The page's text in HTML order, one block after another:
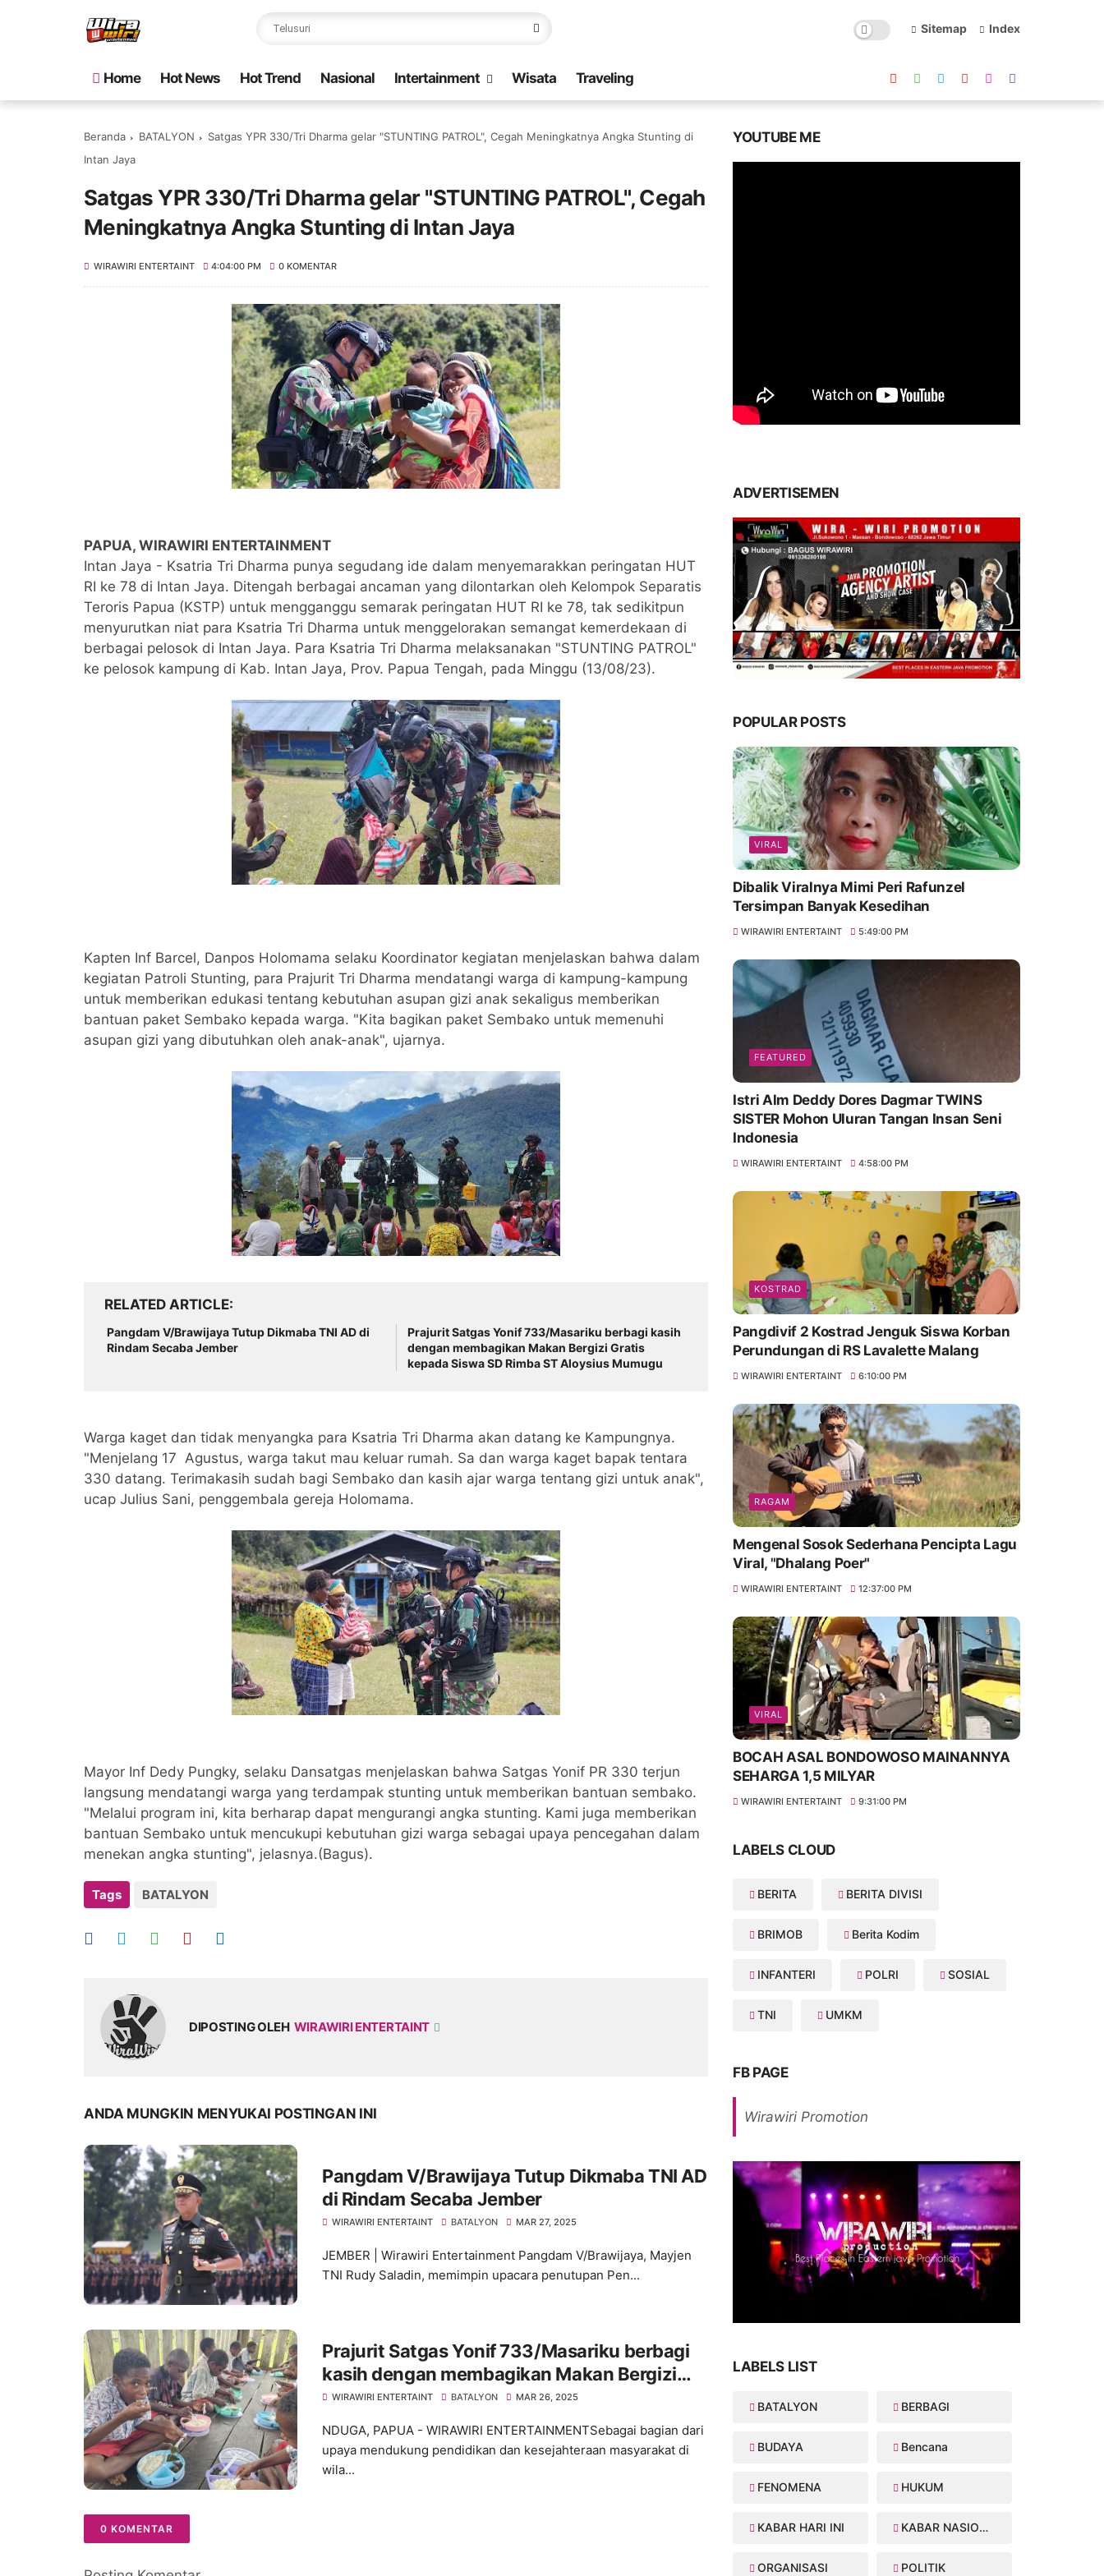
Sitemap Index
Home Hot News Hot Trend Nasional Intertainment Wisata Traveling
Beranda BATALYON
Satgas YPR 330/Tri Dharma gelar "STUNTING PATROL", Cegah Meningkatnya Angka Stunting di
Intan Jaya
Satgas YPR 330/Tri Dharma gelar "STUNTING PATROL", Cegah
Meningkatnya Angka Stunting di Intan Jaya
WIRAWIRI ENTERTAINT 4:04:00 PM 0 KOMENTAR
PAPUA, WIRAWIRI ENTERTAINMENT
Intan Jaya - Ksatria Tri Dharma punya segudang ide dalam menyemarakkan peringatan HUT
RI ke 78 di Intan Jaya. Ditengah berbagai ancaman yang dilontarkan oleh Kelompok Separatis
Teroris Papua (KSTP) untuk mengganggu semarak peringatan HUT RI ke 78, tak sedikitpun
menyurutkan niat para Ksatria Tri Dharma untuk menggelorakan semangat kemerdekaan di
berbagai pelosok di Intan Jaya. Para Ksatria Tri Dharma melaksanakan "STUNTING PATROL"
ke pelosok kampung di Kab. Intan Jaya, Prov. Papua Tengah, pada Minggu (13/08/23).
Kapten Inf Barcel, Danpos Holomama selaku Koordinator kegiatan menjelaskan bahwa dalam
kegiatan Patroli Stunting, para Prajurit Tri Dharma mendatangi warga di kampung-kampung
untuk memberikan edukasi tentang kebutuhan asupan gizi anak sekaligus memberikan
bantuan paket Sembako kepada warga. "Kita bagikan paket Sembako untuk memenuhi
asupan gizi yang dibutuhkan oleh anak-anak", ujarnya.
RELATED ARTICLE
Pangdam V/Brawijaya Tutup Dikmaba TNI AD di
Rindam Secaba Jember
Prajurit Satgas Yonif 733/Masariku berbagi kasih
dengan membagikan Makan Bergizi Gratis
kepada Siswa SD Rimba ST Aloysius Mumugu
Warga kaget dan tidak menyangka para Ksatria Tri Dharma akan datang ke Kampungnya.
"Menjelang 17 Agustus, warga takut mau keluar rumah. Sa dan warga kaget bapak tentara
330 datang. Terimakasih sudah bagi Sembako dan kasih ajar warga tentang gizi untuk anak",
ucap Julius Sani, penggembala gereja Holomama.
Mayor Inf Dedy Pungky, selaku Dansatgas menjelaskan bahwa Satgas Yonif PR 330 terjun
langsung mendatangi warga yang terdampak stunting untuk memberikan bantuan sembako.
"Melalui program ini, kita berharap dapat mengurangi angka stunting. Kami juga memberikan
bantuan Sembako untuk mencukupi kebutuhan gizi warga sebagai upaya pencegahan dalam
menekan angka stunting", jelasnya.(Bagus).
Tags BATALYON
DIPOSTING OLEH WIRAWIRI ENTERTAINT
ANDA MUNGKIN MENYUKAI POSTINGAN INI
Pangdam V/Brawijaya Tutup Dikmaba TNI AD
di Rindam Secaba Jember
WIRAWIRI ENTERTAINT BATALYON MAR 27, 2025
JEMBER | Wirawiri Entertainment Pangdam V/Brawijaya, Mayjen
TNI Rudy Saladin, memimpin upacara penutupan Pen...
Prajurit Satgas Yonif 733/Masariku berbagi
kasih dengan membagikan Makan Bergizi
Gratis kepada Siswa SD Rimba ST Aloysius
WIRAWIRI ENTERTAINT BATALYON MAR 26, 2025
NDUGA, PAPUA - WIRAWIRI ENTERTAINMENTSebagai bagian dari
upaya mendukung pendidikan dan kesejahteraan masyarakat di
wila...
0 KOMENTAR
YOUTUBE ME
ADVERTISEMEN
POPULAR POSTS
VIRAL
Dibalik Viralnya Mimi Peri Rafunzel
Tersimpan Banyak Kesedihan
WIRAWIRI ENTERTAINT 5:49:00 PM
FEATURED
Istri Alm Deddy Dores Dagmar TWINS
SISTER Mohon Uluran Tangan Insan Seni
Indonesia
WIRAWIRI ENTERTAINT 4:58:00 PM
KOSTRAD
Pangdivif 2 Kostrad Jenguk Siswa Korban
Perundungan di RS Lavalette Malang
WIRAWIRI ENTERTAINT 6:10:00 PM
RAGAM
Mengenal Sosok Sederhana Pencipta Lagu
Viral, "Dhalang Poer"
WIRAWIRI ENTERTAINT 12:37:00 PM
VIRAL
BOCAH ASAL BONDOWOSO MAINANNYA
SEHARGA 1,5 MILYAR
WIRAWIRI ENTERTAINT 9:31:00 PM
LABELS CLOUD
BERITA BERITA DIVISI
BRIMOB Berita Kodim
INFANTERI POLRI SOSIAL
TNI UMKM
FB PAGE
Wirawiri Promotion
LABELS LIST
BATALYON BERBAGI
BUDAYA Bencana
FENOMENA HUKUM
KABAR HARI INI KABAR NASIONAL
ORGANISASI POLITIK